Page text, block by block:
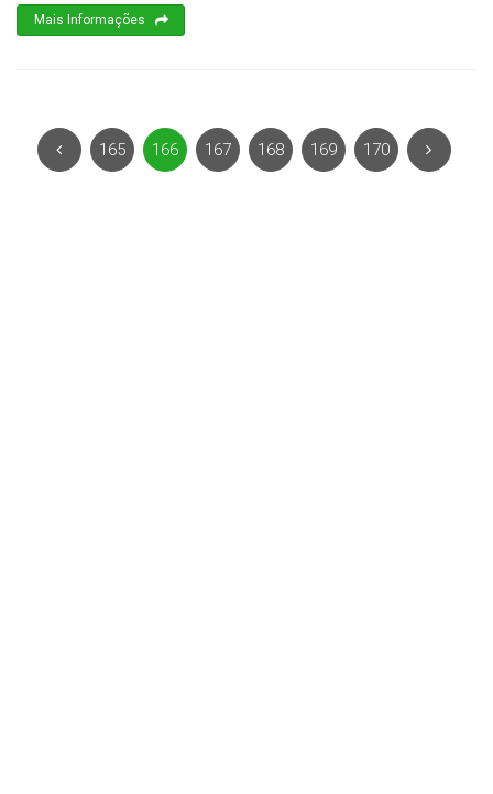
Mais Informações
165 166 167 168 169 170